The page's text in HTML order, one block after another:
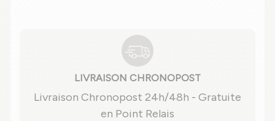
LIVRAISON CHRONOPOST
Livraison Chronopost 24h/48h - Gratuite
en Point Relais